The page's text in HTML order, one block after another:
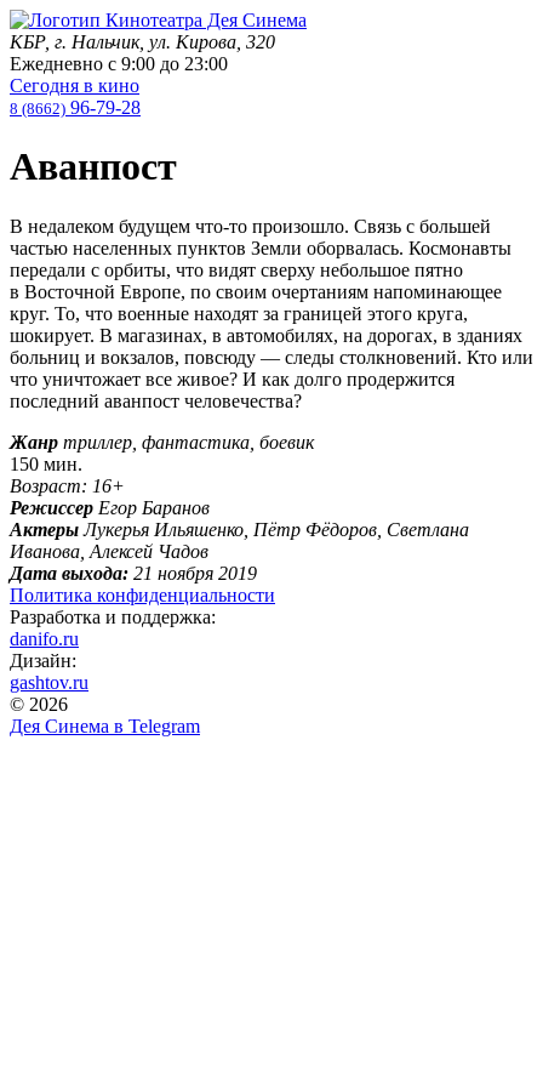
КБР, г. Нальчик, ул. Кирова, 320
Ежедневно с 9:00 до 23:00
Сегодня в кино
8 (8662) 96-79-28
Аванпост
В недалеком будущем что-то произошло. Связь с большей
частью населенных пунктов Земли оборвалась. Космонавты
передали с орбиты, что видят сверху небольшое пятно
в Восточной Европе, по своим очертаниям напоминающее
круг. То, что военные находят за границей этого круга,
шокирует. В магазинах, в автомобилях, на дорогах, в зданиях
больниц и вокзалов, повсюду — следы столкновений. Кто или
что уничтожает все живое? И как долго продержится
последний аванпост человечества?
Жанр триллер, фантастика, боевик
150 мин.
Возраст: 16+
Режиссер Егор Баранов
Актеры Лукерья Ильяшенко, Пётр Фёдоров, Светлана
Иванова, Алексей Чадов
Дата выхода: 21 ноября 2019
Политика конфиденциальности
Разработка и поддержка:
danifo.ru
Дизайн:
gashtov.ru
© 2026
Дея Синема в Telegram